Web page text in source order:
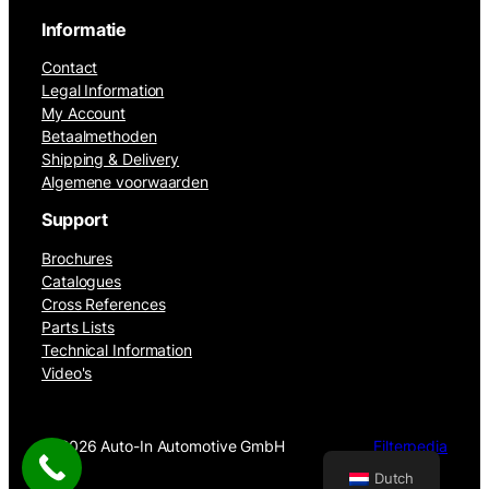
Informatie
Contact
Legal Information
My Account
Betaalmethoden
Shipping & Delivery
Algemene voorwaarden
Support
Brochures
Catalogues
Cross References
Parts Lists
Technical Information
Video's
© 2026 Auto-In Automotive GmbH Filterpedia
Dutch